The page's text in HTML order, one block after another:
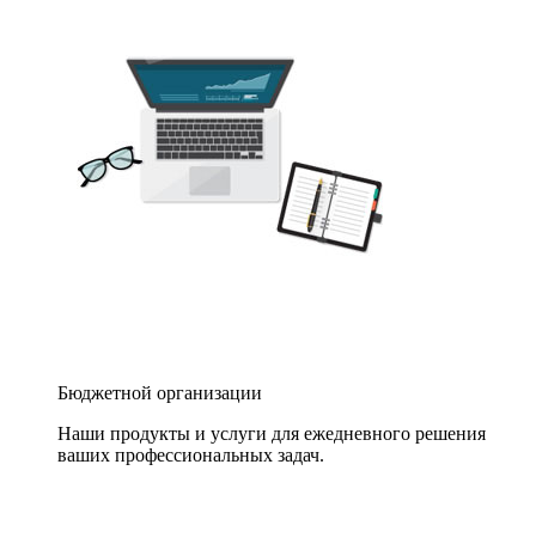
Бюджетной организации
Наши продукты и услуги для ежедневного решения
ваших профессиональных задач.